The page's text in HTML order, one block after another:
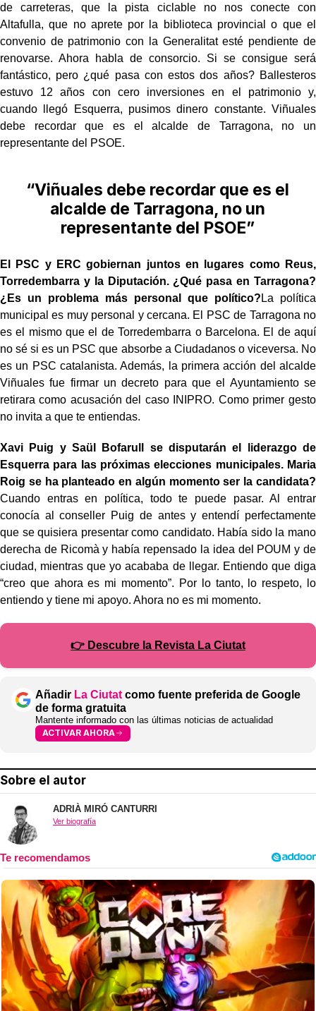
de carreteras, que la pista ciclable no nos conecte con
Altafulla, que no aprete por la biblioteca provincial o que el
convenio de patrimonio con la Generalitat esté pendiente de
renovarse. Ahora habla de consorcio. Si se consigue será
fantástico, pero ¿qué pasa con estos dos años? Ballesteros
estuvo 12 años con cero inversiones en el patrimonio y,
cuando llegó Esquerra, pusimos dinero constante. Viñuales
debe recordar que es el alcalde de Tarragona, no un
representante del PSOE.
“Viñuales debe recordar que es el
alcalde de Tarragona, no un
representante del PSOE”
El PSC y ERC gobiernan juntos en lugares como Reus,
Torredembarra y la Diputación. ¿Qué pasa en Tarragona?
¿Es un problema más personal que político? La política
municipal es muy personal y cercana. El PSC de Tarragona no
es el mismo que el de Torredembarra o Barcelona. El de aquí
no sé si es un PSC que absorbe a Ciudadanos o viceversa. No
es un PSC catalanista. Además, la primera acción del alcalde
Viñuales fue firmar un decreto para que el Ayuntamiento se
retirara como acusación del caso INIPRO. Como primer gesto
no invita a que te entiendas.
Xavi Puig y Saül Bofarull se disputarán el liderazgo de
Esquerra para las próximas elecciones municipales. Maria
Roig se ha planteado en algún momento ser la candidata?
Cuando entras en política, todo te puede pasar. Al entrar
conocía al conseller Puig de antes y entendí perfectamente
que se quisiera presentar como candidato. Había sido la mano
derecha de Ricomà y había repensado la idea del POUM y de
ciudad, mientras que yo acababa de llegar. Entiendo que diga
“creo que ahora es mi momento”. Por lo tanto, lo respeto, lo
entiendo y tiene mi apoyo. Ahora no es mi momento.
👉 Descubre la Revista La Ciutat
Añadir La Ciutat como fuente preferida de Google
de forma gratuita
Mantente informado con las últimas noticias de actualidad
ACTIVAR AHORA
Sobre el autor
ADRIÀ MIRÓ CANTURRI
Ver biografía